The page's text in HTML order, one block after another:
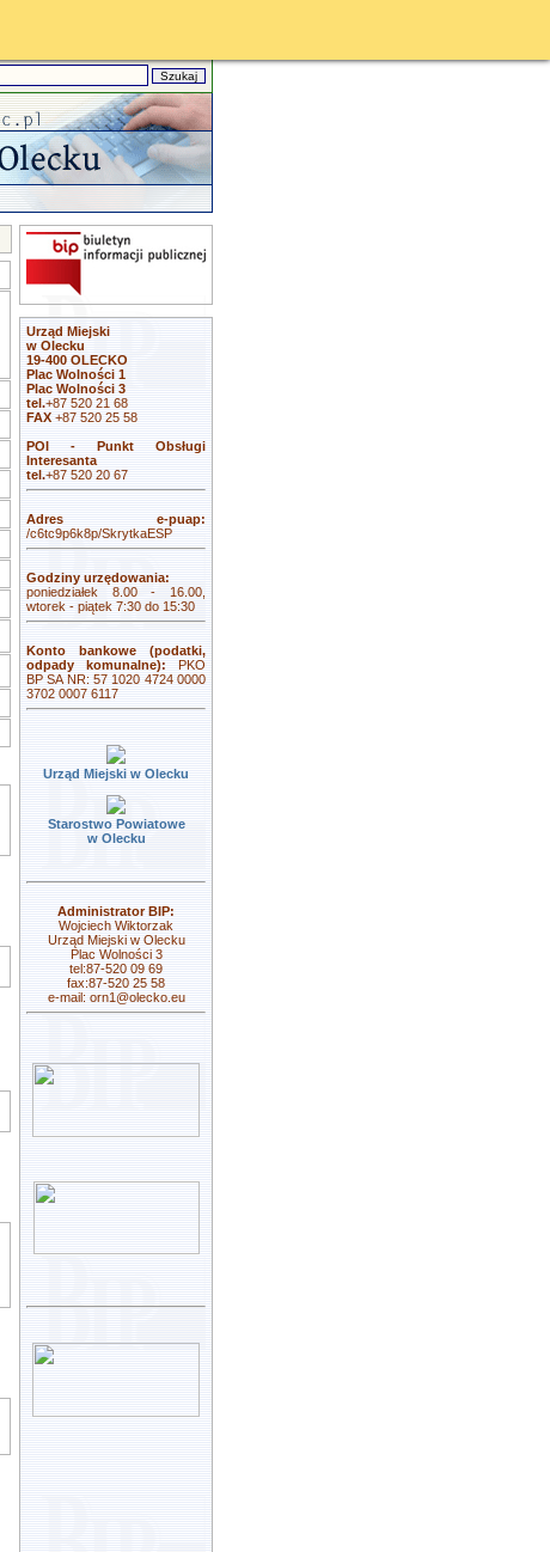
Urząd Miejski
w Olecku
19-400 OLECKO
Plac Wolności 1
Plac Wolności 3
tel.+87 520 21 68
FAX +87 520 25 58
POI - Punkt Obsługi
Interesanta
tel.+87 520 20 67
Adres e-puap:
/c6tc9p6k8p/SkrytkaESP
Godziny urzędowania:
poniedziałek 8.00 - 16.00,
wtorek - piątek 7:30 do 15:30
Konto bankowe (podatki,
odpady komunalne): PKO
BP SA NR: 57 1020 4724 0000
3702 0007 6117
Urząd Miejski w Olecku
Starostwo Powiatowe
w Olecku
Administrator BIP:
Wojciech Wiktorzak
Urząd Miejski w Olecku
Plac Wolności 3
tel:87-520 09 69
fax:87-520 25 58
e-mail: orn1@olecko.eu